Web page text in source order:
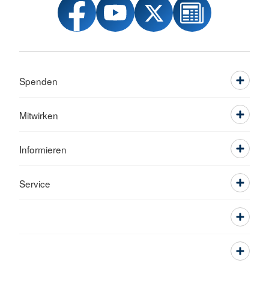
Spenden
Mitwirken
Informieren
Service